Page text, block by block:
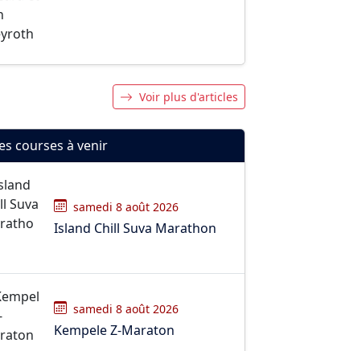
Voir plus d'articles
courses à venir
samedi 8 août 2026
Island Chill Suva Marathon
samedi 8 août 2026
Kempele Z-Maraton